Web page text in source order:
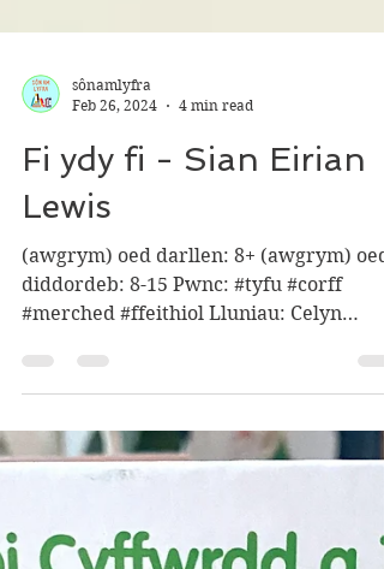
Feb 26, 2024
4 min read
Fi ydy fi - Sian Eirian
Lewis
(awgrym) oed darllen: 8+ (awgrym) oed
diddordeb: 8-15 Pwnc: #tyfu #corff
#merched #ffeithiol Lluniau: Celyn
Hunt...